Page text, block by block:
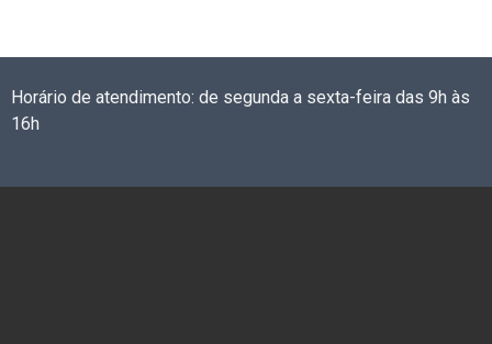
Horário de atendimento: de segunda a sexta-feira das 9h às
16h